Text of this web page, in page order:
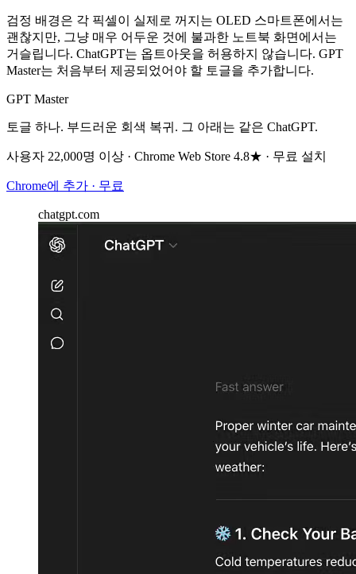
검정 배경은 각 픽셀이 실제로 꺼지는 OLED 스마트폰에서는
괜찮지만, 그냥 매우 어두운 것에 불과한 노트북 화면에서는
거슬립니다. ChatGPT는 옵트아웃을 허용하지 않습니다. GPT
Master는 처음부터 제공되었어야 할 토글을 추가합니다.
GPT Master
토글 하나. 부드러운 회색 복귀. 그 아래는 같은 ChatGPT.
사용자 22,000명 이상 · Chrome Web Store 4.8★ · 무료 설치
Chrome에 추가 · 무료
chatgpt.com